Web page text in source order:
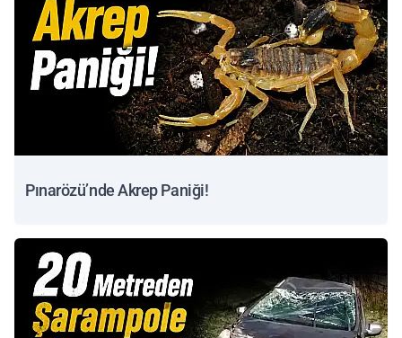
Pınarözü’nde Akrep Paniği!